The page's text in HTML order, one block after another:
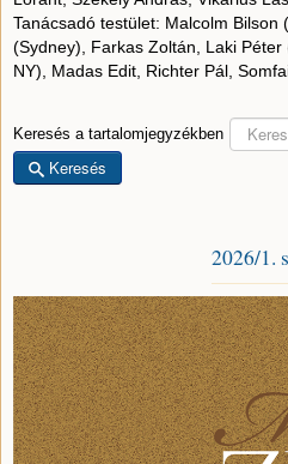
Tanácsadó testület: Malcolm Bilson
(Sydney), Farkas Zoltán, Laki Péter
NY), Madas Edit, Richter Pál,
Keresés a tartalomjegyzékben
Keresés
2026/1.